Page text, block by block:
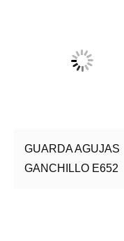
GUARDA AGUJAS
GANCHILLO E652